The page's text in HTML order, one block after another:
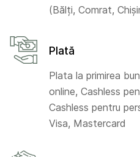
(Bălți, Comrat,
Plată
Plata la primirea
online, Cashless
Cashless pentru
Visa, Mastercard